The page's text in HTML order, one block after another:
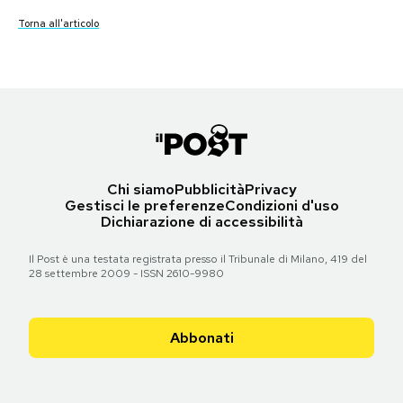
Torna all'articolo
Torna all'articolo
Torna all'articolo
Torna all'articolo
Torna all'articolo
Torna all'articolo
Chi siamoPubblicitàPrivacy
Gestisci le preferenzeCondizioni d'uso
Dichiarazione di accessibilità
Il Post è una testata registrata presso il Tribunale di Milano, 419 del
28 settembre 2009 - ISSN 2610-9980
Abbonati